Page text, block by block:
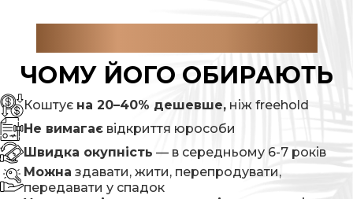
ЧОМУ ЙОГО ОБИРАЮТЬ
Коштує на 20–40% дешевше, ніж freehold
Не вимагає відкриття юрособи
Швидка окупність — в середньому 6-7 років
Можна здавати, жити, перепродувати,
передавати у спадок